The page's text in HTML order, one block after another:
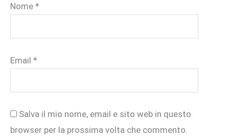
Nome *
Email *
Salva il mio nome, email e sito web in questo
browser per la prossima volta che commento.